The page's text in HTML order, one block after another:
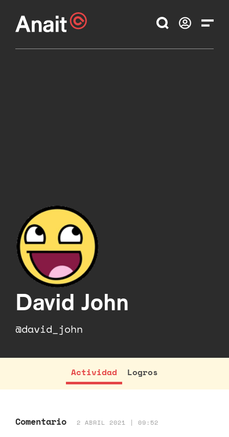
David John
@david_john
Actividad Logros
Comentario 2 ABRIL 2021 | 09:52